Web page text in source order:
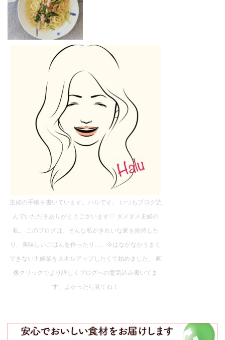
主婦の手帳を書いています。ハルです。 いつもブログ読
んでいただきありがとうございます♡ ダメダメ主婦の
私。 このブログは、そんな私がきれいな家を維持した
り、美味しいごはんを作ったり…。今はなかなかうまく
できない主婦業をスキルアップしたくて始めました。 画
像クリックでより詳しくブログへの意気込み書いてま
す。よかったら見てね！